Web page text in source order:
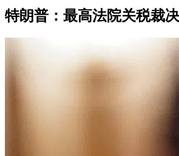
特朗普：最高法院关税裁